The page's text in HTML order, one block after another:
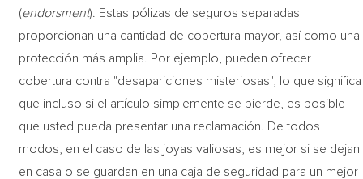
(endorsment). Estas pólizas de seguros separadas
proporcionan una cantidad de cobertura mayor, así como una
protección más amplia. Por ejemplo, pueden ofrecer
cobertura contra "desapariciones misteriosas", lo que significa
que incluso si el artículo simplemente se pierde, es posible
que usted pueda presentar una reclamación. De todos
modos, en el caso de las joyas valiosas, es mejor si se dejan
en casa o se guardan en una caja de seguridad para un mejor